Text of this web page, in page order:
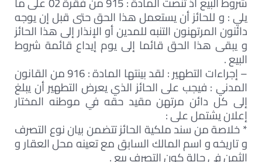
يلي : و للحائز أن يستعمل هذا الحق حتى قبل إن يوجه
دائنون المرتهنون التنبه للمدين أو الإنذار إلى هذا الحائز
و يبقى هذا الحق قائما إلى يوم إيداع قائمة شروط
البيع .
– إجراءات التطهير : لقد بينتها المادة : 916 من القانون
المدني : فيجب على الحائز الذي يعرض التطهير أن يبلغ
إلى كل دائن مرتهن مقيد حقه في موطنه المختار
إعلان يشتمل على :
* خلاصة من سند ملكية الحائز تتضمن بيان نوع التصرف
و تاريخه و اسم المالك السابق مع تعينه محل العقار و
الثمن في حالة كون التصرف بيع .